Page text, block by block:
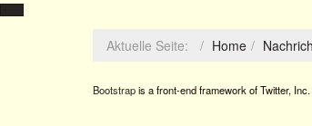
Aktuelle Seite: Home
Bootstrapis a front-end framework of Twitter,